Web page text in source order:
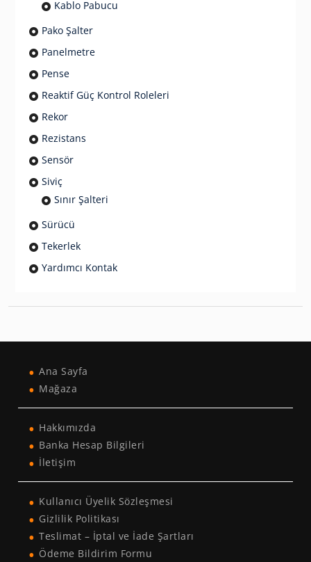
Kablo Pabucu
Pako Şalter
Panelmetre
Pense
Reaktif Güç Kontrol Roleleri
Rekor
Rezistans
Sensör
Siviç
Sınır Şalteri
Sürücü
Tekerlek
Yardımcı Kontak
Ana Sayfa
Mağaza
Hakkımızda
Banka Hesap Bilgileri
İletişim
Kullanıcı Üyelik Sözleşmesi
Gizlilik Politikası
Teslimat – İptal ve İade Şartları
Ödeme Bildirim Formu